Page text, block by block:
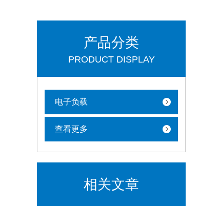
产品分类
PRODUCT DISPLAY
电子负载
查看更多
相关文章